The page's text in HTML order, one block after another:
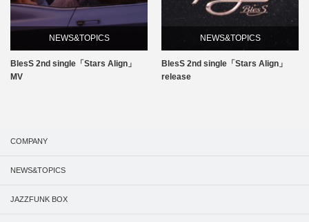
NEWS&TOPICS
BlesS 2nd single「Stars Align」
MV
NEWS&TOPICS
BlesS 2nd single「Stars Align」
release
COMPANY
NEWS&TOPICS
JAZZFUNK BOX